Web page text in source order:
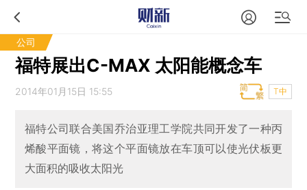
公司
福特展出C-MAX 太阳能概念车
2014年01月15日 15:55 T中
福特公司联合美国乔治亚理工学院共同开发了一种丙
烯酸平面镜，将这个平面镜放在车顶可以使光伏板更
大面积的吸收太阳光